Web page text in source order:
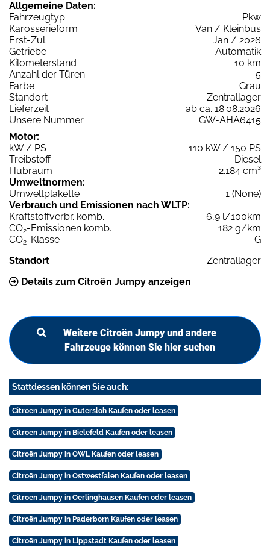
Allgemeine Daten:
Fahrzeugtyp
Pkw
Karosserieform
Van / Kleinbus
Erst-Zul.
Jan / 2026
Getriebe
Automatik
Kilometerstand
10 km
Anzahl der Türen
5
Farbe
Grau
Standort
Zentrallager
Lieferzeit
ab ca. 18.08.2026
Unsere Nummer
GW-AHA6415
Motor:
kW / PS
110 kW / 150 PS
Treibstoff
Diesel
Hubraum
2.184 cm³
Umweltnormen:
Umweltplakette
1 (None)
Verbrauch und Emissionen nach WLTP:
Kraftstoffverbr. komb.
6,9 l/100km
CO2-Emissionen komb.
182 g/km
CO2-Klasse
G
Standort
Zentrallager
Details zum Citroën Jumpy anzeigen
Weitere Citroën Jumpy und andere
Fahrzeuge können Sie hier suchen
Stattdessen können Sie auch:
Citroën Jumpy in Gütersloh Kaufen oder leasen
Citroën Jumpy in Bielefeld Kaufen oder leasen
Citroën Jumpy in OWL Kaufen oder leasen
Citroën Jumpy in Ostwestfalen Kaufen oder leasen
Citroën Jumpy in Oerlinghausen Kaufen oder leasen
Citroën Jumpy in Paderborn Kaufen oder leasen
Citroën Jumpy in Lippstadt Kaufen oder leasen